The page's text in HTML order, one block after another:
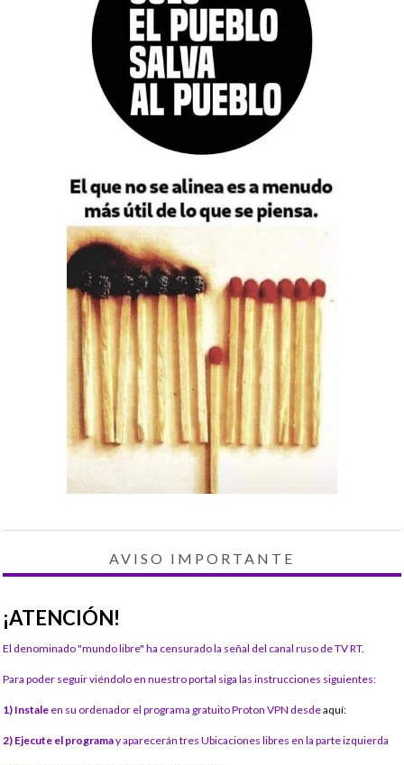
AVISO IMPORTANTE
¡ATENCIÓN!
El denominado "mundo libre" ha censurado la señal del canal ruso de TV RT.
Para poder seguir viéndolo en nuestro portal siga las instrucciones siguientes:
1) Instale en su ordenador el programa gratuito Proton VPN desdeaquí:
2) Ejecute el programay aparecerán tres Ubicaciones libres en la parte izquierda